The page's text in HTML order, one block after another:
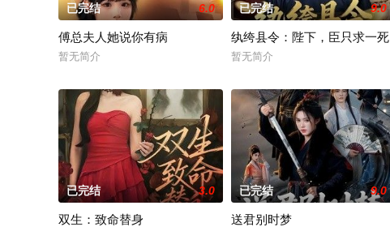
已完结 6.0
傅总夫人她说你有病
暂无简介
已完结 9.0
纨绔县令：陛下，臣只求一死
暂无简介
已完结 3.0
双生：致命替身
已完结 9.0
送君别时梦